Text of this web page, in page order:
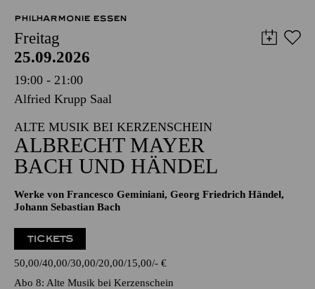
PHILHARMONIE ESSEN
Freitag
25.09.2026
19:00 - 21:00
Alfried Krupp Saal
ALTE MUSIK BEI KERZENSCHEIN
ALBRECHT MAYER
BACH UND HÄNDEL
Werke von Francesco Geminiani, Georg Friedrich Händel,
Johann Sebastian Bach
TICKETS
50,00 40,00 30,00 20,00 15,00 - €
Abo 8: Alte Musik bei Kerzenschein